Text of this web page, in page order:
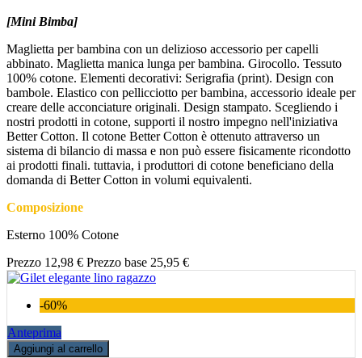
[Mini Bimba]
Maglietta per bambina con un delizioso accessorio per capelli
abbinato. Maglietta manica lunga per bambina. Girocollo. Tessuto
100% cotone. Elementi decorativi: Serigrafia (print). Design con
bambole. Elastico con pellicciotto per bambina, accessorio ideale per
creare delle acconciature originali. Design stampato. Scegliendo i
nostri prodotti in cotone, supporti il nostro impegno nell'iniziativa
Better Cotton. Il cotone Better Cotton è ottenuto attraverso un
sistema di bilancio di massa e non può essere fisicamente ricondotto
ai prodotti finali. tuttavia, i produttori di cotone beneficiano della
domanda di Better Cotton in volumi equivalenti.
Composizione
Esterno 100% Cotone
Prezzo 12,98 € Prezzo base 25,95 €
-60%
Anteprima
Aggiungi al carrello